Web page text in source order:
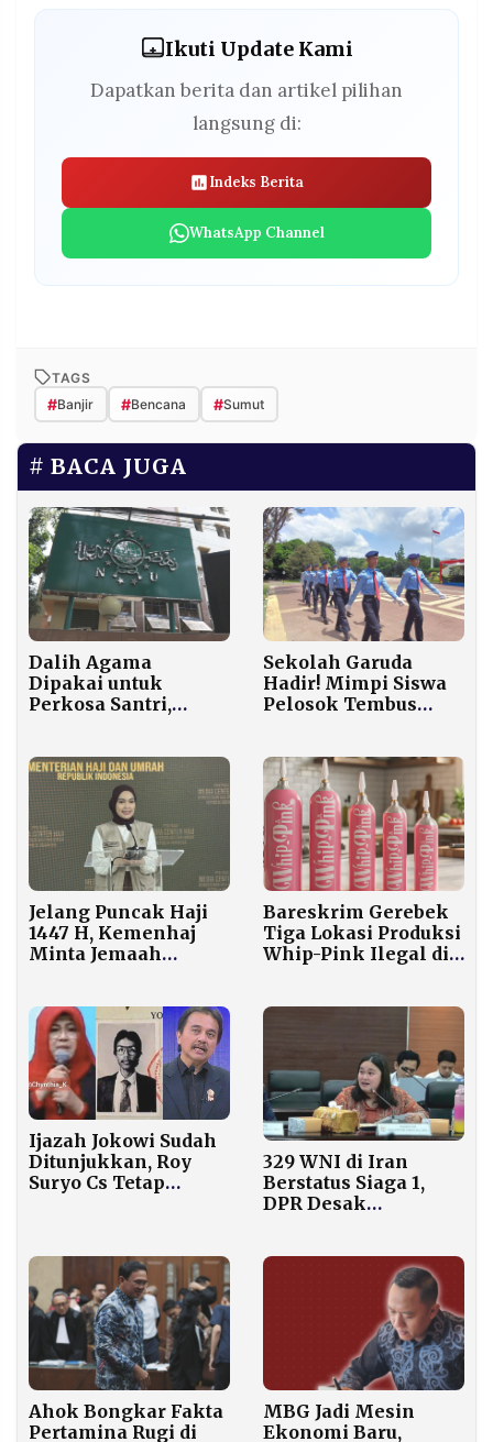
Ikuti Update Kami
Dapatkan berita dan artikel pilihan
langsung di:
Indeks Berita
WhatsApp Channel
TAGS
#Banjir #Bencana #Sumut
BACA JUGA
Dalih Agama
Dipakai untuk
Perkosa Santri,
Diluruskan Tegas
Sekolah Garuda
Hadir! Mimpi Siswa
Pelosok Tembus
Jelang Puncak Haji
1447 H, Kemenhaj
Minta Jemaah
Suhu 42 Derajat
Bareskrim Gerebek
Tiga Lokasi Produksi
Whip-Pink Ilegal di
Ijazah Jokowi Sudah
Ditunjukkan, Roy
Suryo Cs Tetap
329 WNI di Iran
Berstatus Siaga 1,
DPR Desak
Evakuasi
Ahok Bongkar Fakta
Pertamina Rugi di
MBG Jadi Mesin
Ekonomi Baru,